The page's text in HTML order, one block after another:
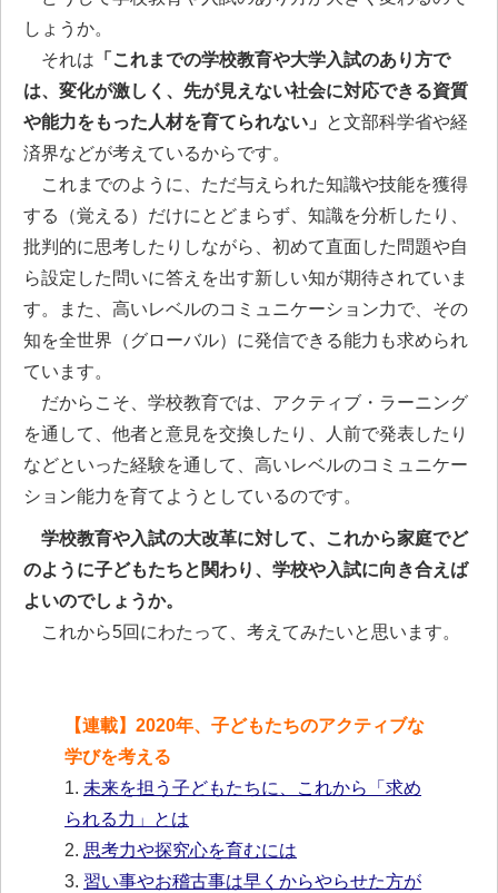
しょうか。
それは 「これまでの学校教育や大学入試のあり方で
は、変化が激しく、先が見えない社会に対応できる資質
や能力をもった人材を育てられない」
と文部科学省や経
済界などが考えているからです。
これまでのように、ただ与えられた知識や技能を獲得
する（覚える）だけにとどまらず、知識を分析したり、
批判的に思考したりしながら、初めて直面した問題や自
ら設定した問いに答えを出す新しい知が期待されていま
す。また、高いレベルのコミュニケーション力で、その
知を全世界（グローバル）に発信できる能力も求められ
ています。
だからこそ、学校教育では、アクティブ・ラーニング
を通して、他者と意見を交換したり、人前で発表したり
などといった経験を通して、高いレベルのコミュニケー
ション能力を育てようとしているのです。
学校教育や入試の大改革に対して、これから家庭でど
のように子どもたちと関わり、学校や入試に向き合えば
よいのでしょうか。
これから5回にわたって、考えてみたいと思います。
【連載】2020年、子どもたちのアクティブな
学びを考える
1.未来を担う子どもたちに、これから「求め
られる力」とは
2.思考力や探究心を育むには
3. 習い事やお稽古事は早くからやらせた方が